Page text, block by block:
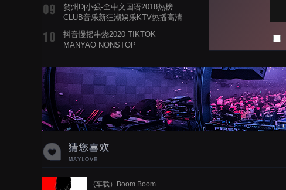
贺州Dj小强-全中文国语2018热榜
CLUB音乐新狂潮娱乐KTV热播高清
抖音慢摇串烧2020 TIKTOK
MANYAO NONSTOP
蝉爸爸妈妈爱存在夏天的风是想你的
声音啊
(车载）Boom Boom